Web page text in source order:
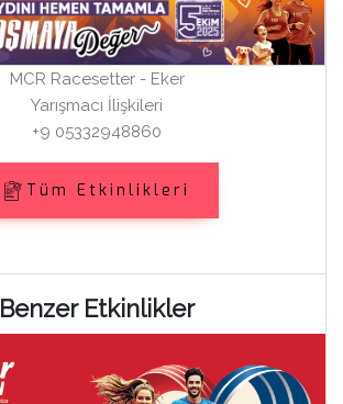
MCR Racesetter - Eker
Yarışmacı İlişkileri
+9 05332948860
Tüm Etkinlikleri
Benzer Etkinlikler